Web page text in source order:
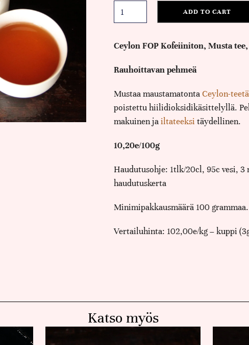
ADD TO CART
Ceylon FOP Kofeiiniton, Musta
Rauhoittavan pehmeä
Mustaa maustamatontaCeylon-teetä
poistettu hiilidioksidikäsittelyllä.
makuinen jailtateeksi täydellinen.
10,20e/100g
Haudutusohje: 1tlk/20cl, 95c vesi, 3
haudutuskerta
Minimipakkausmäärä 100 grammaa.
Vertailuhinta: 102,00e/kg – kuppi
Katso myös